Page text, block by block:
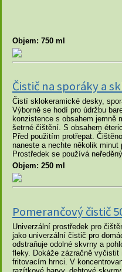
Objem: 750 ml
Čistič na sporáky a
Čistí sklokeramické desky,
Výborně se hodí pro údržbu
konzistence s obsahem jemně
šetrné čištění. S obsahem
Před použitím protřepat.
naneste a nechte několik
Prostředek se používá
Objem: 250 ml
Pomerančový čistič
Univerzální prostředek pro
jako univerzální čistič pro
odstraňuje odolné skvrny a
fleky. Dokáže zázračně
fritovacím hrnci. V